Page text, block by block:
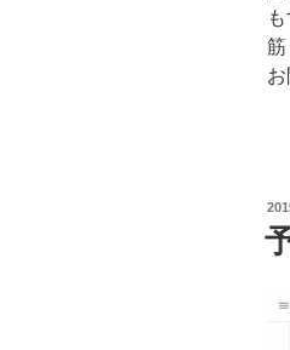
筋
お
投
稿
日: